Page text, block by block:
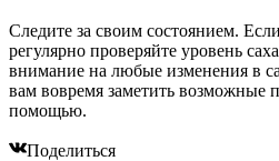
Следите за своим состоянием.
регулярно проверяйте уровень
внимание на любые изменения в
вам вовремя заметить возможные
помощью.
Поделиться